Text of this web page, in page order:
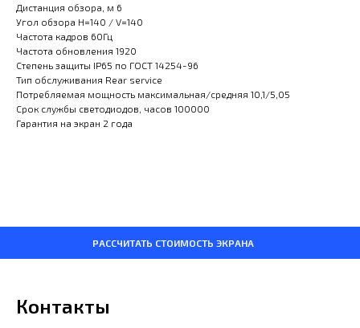
Дистанция обзора, м 6
Угол обзора H=140 / V=140
Частота кадров 60Гц
Частота обновления 1920
Степень защиты IP65 по ГОСТ 14254-96
Тип обслуживания Rear service
Потребляемая мощность максимальная/средняя 10,1/5,05
Срок службы светодиодов, часов 100000
Гарантия на экран 2 года
РАССЧИТАТЬ СТОИМОСТЬ ЭКРАНА
Контакты